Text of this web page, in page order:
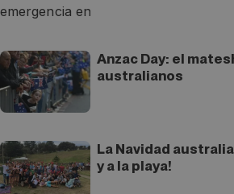
Anzac Day: el
australianos
La Navidad
y a la playa!